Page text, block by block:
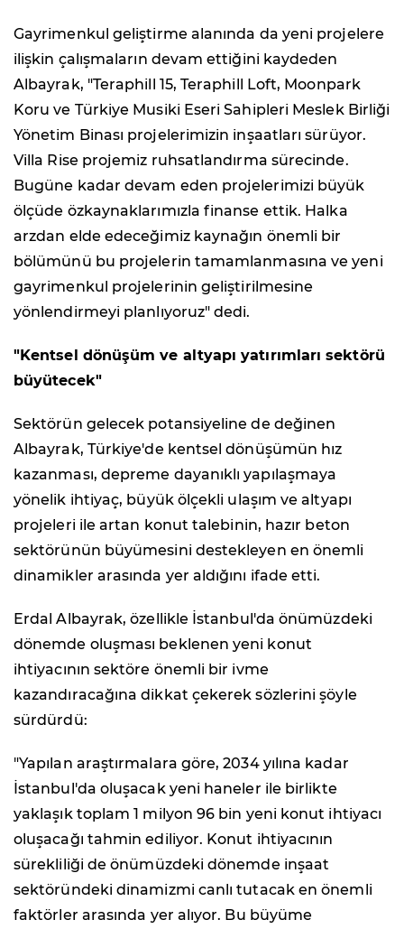
Gayrimenkul geliştirme alanında da yeni projelere
ilişkin çalışmaların devam ettiğini kaydeden
Albayrak, "Teraphill 15, Teraphill Loft, Moonpark
Koru ve Türkiye Musiki Eseri Sahipleri Meslek Birliği
Yönetim Binası projelerimizin inşaatları sürüyor.
Villa Rise projemiz ruhsatlandırma sürecinde.
Bugüne kadar devam eden projelerimizi büyük
ölçüde özkaynaklarımızla finanse ettik. Halka
arzdan elde edeceğimiz kaynağın önemli bir
bölümünü bu projelerin tamamlanmasına ve yeni
gayrimenkul projelerinin geliştirilmesine
yönlendirmeyi planlıyoruz" dedi.
"Kentsel dönüşüm ve altyapı yatırımları sektörü
büyütecek"
Sektörün gelecek potansiyeline de değinen
Albayrak, Türkiye'de kentsel dönüşümün hız
kazanması, depreme dayanıklı yapılaşmaya
yönelik ihtiyaç, büyük ölçekli ulaşım ve altyapı
projeleri ile artan konut talebinin, hazır beton
sektörünün büyümesini destekleyen en önemli
dinamikler arasında yer aldığını ifade etti.
Erdal Albayrak, özellikle İstanbul'da önümüzdeki
dönemde oluşması beklenen yeni konut
ihtiyacının sektöre önemli bir ivme
kazandıracağına dikkat çekerek sözlerini şöyle
sürdürdü:
"Yapılan araştırmalara göre, 2034 yılına kadar
İstanbul'da oluşacak yeni haneler ile birlikte
yaklaşık toplam 1 milyon 96 bin yeni konut ihtiyacı
oluşacağı tahmin ediliyor. Konut ihtiyacının
sürekliliği de önümüzdeki dönemde inşaat
sektöründeki dinamizmi canlı tutacak en önemli
faktörler arasında yer alıyor. Bu büyüme